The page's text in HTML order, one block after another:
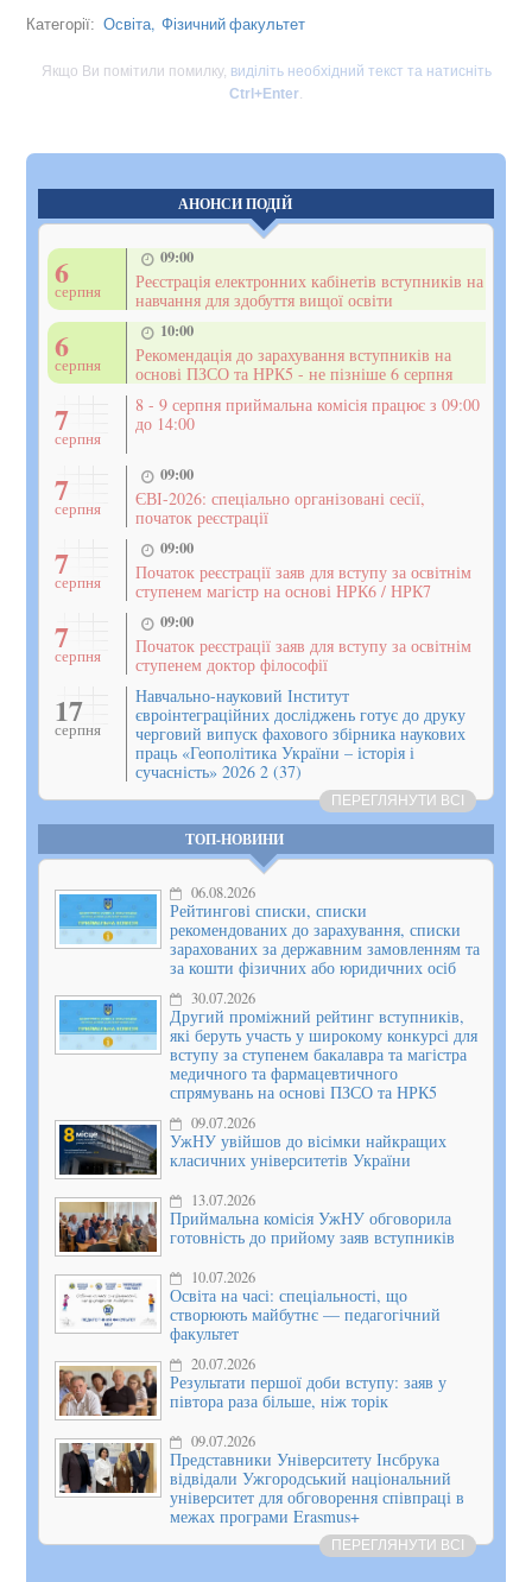
Категорії: Освіта, Фізичний факультет
Якщо Ви помітили помилку, виділіть необхідний текст та натисніть
Ctrl+Enter.
АНОНСИ ПОДІЙ
6
серпня
09:00
Реєстрація електронних кабінетів вступників на
навчання для здобуття вищої освіти
6
серпня
10:00
Рекомендація до зарахування вступників на
основі ПЗСО та НРК5 - не пізніше 6 серпня
7
серпня
8 - 9 серпня приймальна комісія працює з 09:00
до 14:00
7
серпня
09:00
ЄВІ-2026: спеціально організовані сесії,
початок реєстрації
7
серпня
09:00
Початок реєстрації заяв для вступу за освітнім
ступенем магістр на основі НРК6 / НРК7
7
серпня
09:00
Початок реєстрації заяв для вступу за освітнім
ступенем доктор філософії
17
серпня
Навчально-науковий Інститут
євроінтеграційних досліджень готує до друку
черговий випуск фахового збірника наукових
праць «Геополітика України – історія і
сучасність» 2026 2 (37)
ПЕРЕГЛЯНУТИ ВСІ
ТОП-НОВИНИ
06.08.2026
Рейтингові списки, списки
рекомендованих до зарахування, списки
зарахованих за державним замовленням та
за кошти фізичних або юридичних осіб
30.07.2026
Другий проміжний рейтинг вступників,
які беруть участь у широкому конкурсі для
вступу за ступенем бакалавра та магістра
медичного та фармацевтичного
спрямувань на основі ПЗСО та НРК5
09.07.2026
УжНУ увійшов до вісімки найкращих
класичних університетів України
13.07.2026
Приймальна комісія УжНУ обговорила
готовність до прийому заяв вступників
10.07.2026
Освіта на часі: спеціальності, що
створюють майбутнє — педагогічний
факультет
20.07.2026
Результати першої доби вступу: заяв у
півтора раза більше, ніж торік
09.07.2026
Представники Університету Інсбрука
відвідали Ужгородський національний
університет для обговорення співпраці в
межах програми Erasmus+
ПЕРЕГЛЯНУТИ ВСІ